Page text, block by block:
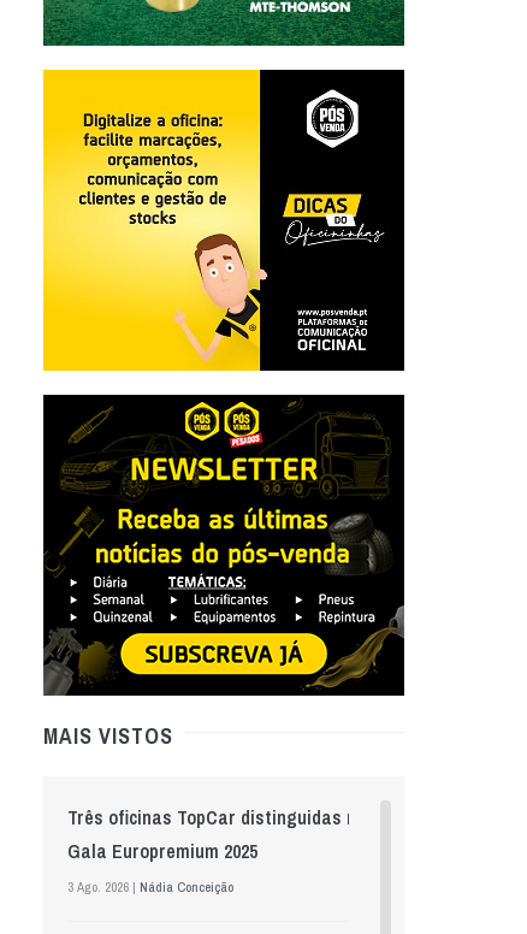
MAIS VISTOS
Três oficinas TopCar distinguidas na
Gala Europremium 2025
3 Ago. 2026 | Nádia Conceição